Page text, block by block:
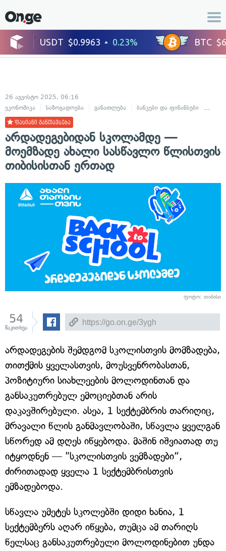
26 აგვისტო 2025, 06:16
ეკონომიკა
საზოგადოება განათლება ბანკები და ფინანსები
ფასიანი განთავსება
არდადეგებიდან სკოლამდე —
მოემზადე ახალი სასწავლო წლისთვის
თიბისისთან ერთად
ფოტო: თიბისი
54
წაკითხვა
არდადეგების შემდგომ სკოლისთვის მომზადება,
თითქმის ყველასთვის, მოუსვენრობასთან,
პოზიტიური სიახლეების მოლოდინთან და
განსაკუთრებულ ემოციებთან არის
დაკავშირებული. ასეა, 1 სექტემბრის თარიღიც,
მრავალი წლის განმავლობაში, სწავლა ყველგან
სწორედ ამ დღეს იწყებოდა. მაშინ იშვიათად თუ
იტყოდნენ — "სკოლისთვის ვემზადები“,
ძირითადად ყველა 1 სექტემბრისთვის
ემზადებოდა.
სწავლა უმეტეს სკოლებში დიდი ხანია, 1
სექტემბერს აღარ იწყება, თუმცა ამ თარიღს
წელსაც განსაკუთრებული მოლოდინებით უნდა